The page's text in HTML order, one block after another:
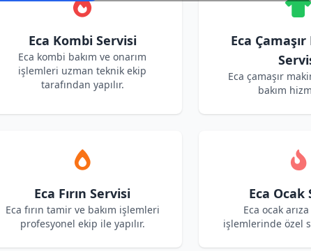
Eca Kombi Servisi
Eca kombi bakım ve onarım
işlemleri uzman teknik ekip
tarafından yapılır.
Eca
Eca çamaşır
bakım
Eca Fırın Servisi
Eca fırın tamir ve bakım işlemleri
profesyonel ekip ile yapılır.
Eca Ocak
Eca ocak
işlemlerinde özel